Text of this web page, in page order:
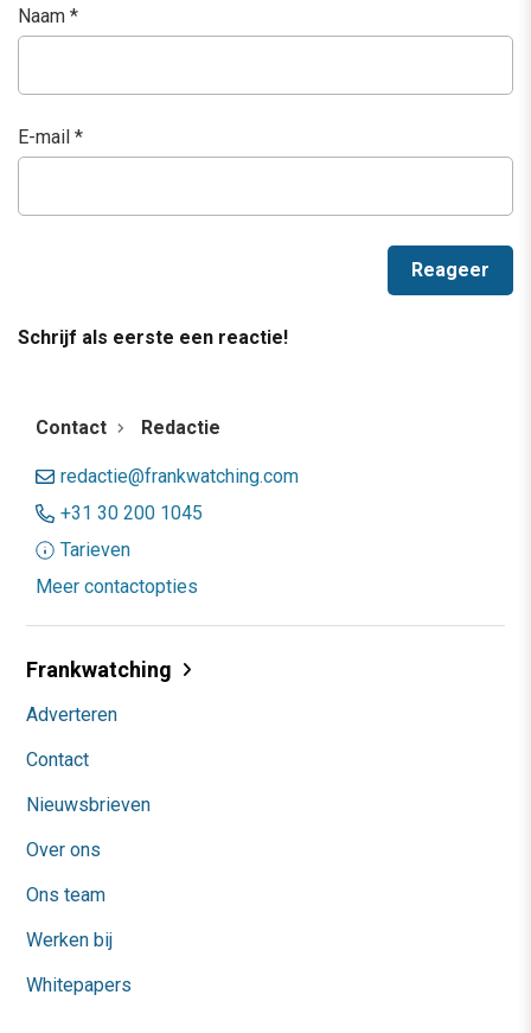
Naam *
E-mail *
Schrijf als eerste een reactie!
Contact Redactie
redactie@frankwatching.com
+31 30 200 1045
Tarieven
Meer contactopties
Frankwatching
Adverteren
Contact
Nieuwsbrieven
Over ons
Ons team
Werken bij
Whitepapers